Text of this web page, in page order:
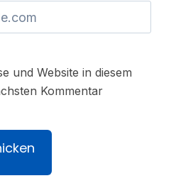
und Website in diesem
Kommentar